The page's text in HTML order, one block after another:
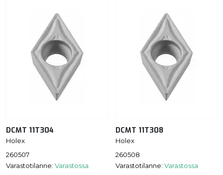
DCMT 11T304
Holex
260507
Varastotilanne: Varastossa
DCMT 11T308
Holex
260508
Varastotilanne: Varastossa